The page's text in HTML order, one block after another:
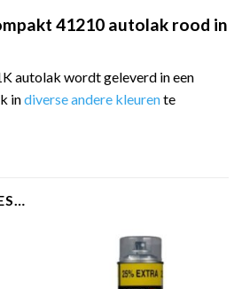
41210 autolak rood in
autolak wordt geleverd in een
indiverse andere kleurente